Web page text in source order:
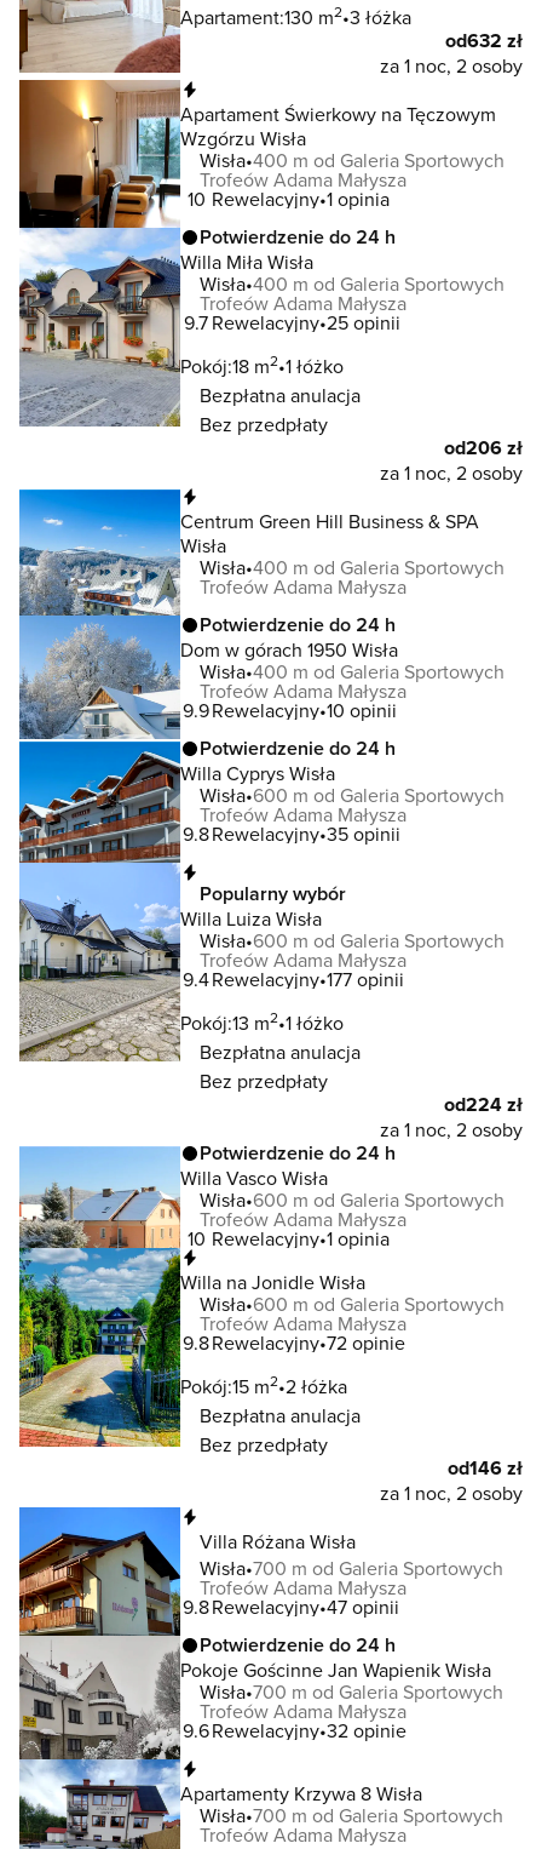
Apartament:130 m2 3 łóżka
od632 zł
za 1 noc, 2 osoby
Apartament Świerkowy na Tęczowym
Wzgórzu Wisła
Wisła 400 m od Galeria Sportowych
Trofeów Adama Małysza
10 Rewelacyjny 1 opinia
Potwierdzenie do 24 h
Willa Miła Wisła
Wisła 400 m od Galeria Sportowych
Trofeów Adama Małysza
9.7Rewelacyjny 25 opinii
Pokój:18 m2 1 łóżko
Bezpłatna anulacja
Bez przedpłaty
od206 zł
za 1 noc, 2 osoby
Centrum Green Hill Business & SPA
Wisła
Wisła 400 m od Galeria Sportowych
Trofeów Adama Małysza
Potwierdzenie do 24 h
Dom w górach 1950 Wisła
Wisła 400 m od Galeria Sportowych
Trofeów Adama Małysza
9.9Rewelacyjny 10 opinii
Potwierdzenie do 24 h
Willa Cyprys Wisła
Wisła 600 m od Galeria Sportowych
Trofeów Adama Małysza
9.8Rewelacyjny 35 opinii
Popularny wybór
Willa Luiza Wisła
Wisła 600 m od Galeria Sportowych
Trofeów Adama Małysza
9.4Rewelacyjny 177 opinii
Pokój:13 m2 1 łóżko
Bezpłatna anulacja
Bez przedpłaty
od224 zł
za 1 noc, 2 osoby
Potwierdzenie do 24 h
Willa Vasco Wisła
Wisła 600 m od Galeria Sportowych
Trofeów Adama Małysza
10 Rewelacyjny 1 opinia
Natychmiastowa rezerwacja
Willa na Jonidle Wisła
Wisła 600 m od Galeria Sportowych
Trofeów Adama Małysza
9.8Rewelacyjny 72 opinie
Pokój:15 m2 2 łóżka
Bezpłatna anulacja
Bez przedpłaty
od146 zł
za 1 noc, 2 osoby
Villa Różana Wisła
Wisła 700 m od Galeria Sportowych
Trofeów Adama Małysza
9.8Rewelacyjny 47 opinii
Potwierdzenie do 24 h
Pokoje Gościnne Jan Wapienik Wisła
Wisła 700 m od Galeria Sportowych
Trofeów Adama Małysza
9.6Rewelacyjny 32 opinie
Apartamenty Krzywa 8 Wisła
Wisła 700 m od Galeria Sportowych
Trofeów Adama Małysza